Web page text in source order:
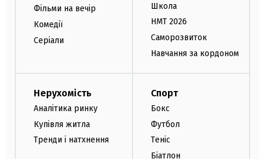
Фільми на вечір
Комедії
Серіали
Школа
НМТ 2026
Саморозвиток
Навчання за кордоном
Нерухомість
Аналітика ринку
Купівля житла
Тренди і натхнення
Спорт
Бокс
Футбол
Теніс
Біатлон